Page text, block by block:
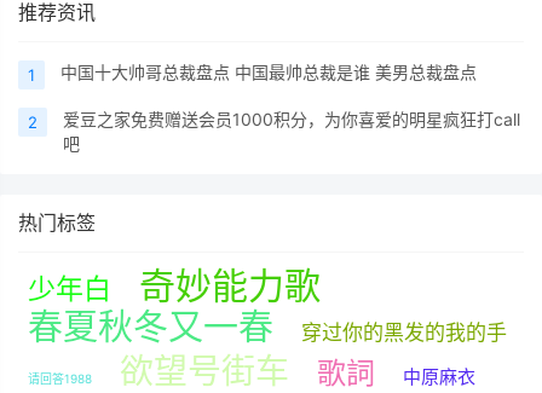
推荐资讯
1 中国十大帅哥总裁盘点 中国最帅总裁是谁 美男总裁盘点
2
爱豆之家免费赠送会员1000积分，为你喜爱的明星疯狂打call
吧
热门标签
少年白 奇妙能力歌
春夏秋冬又一春 穿过你的黑发的我的手
请回答1988 欲望号街车 歌詞 中原麻衣